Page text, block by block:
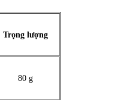
Trọng lượng
80 g